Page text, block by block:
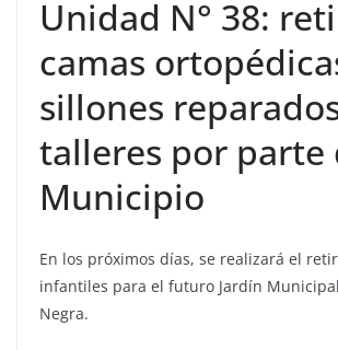
Unidad N° 38:
camas
sillones
talleres por parte
Municipio
En los próximos días, se realizará el
infantiles para el futuro Jardín
Negra.